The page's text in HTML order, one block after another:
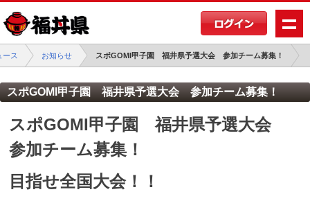
ース お知らせ スポGOMI甲子園 福井県予選大会 参加チーム募集！
スポGOMI甲子園 福井県予選大会 参加チーム募集！
スポGOMI甲子園 福井県予選大会
参加チーム募集！
目指せ全国大会！！